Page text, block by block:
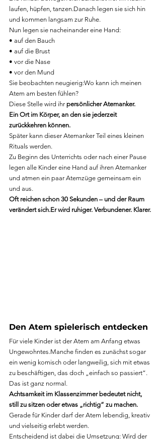
laufen, hüpfen, tanzen.Danach legen sie sich hin
und kommen langsam zur Ruhe.
Nun legen sie nacheinander eine Hand:
• auf den Bauch
• auf die Brust
• vor die Nase
• vor den Mund
Sie beobachten neugierig:Wo kann ich meinen
Atem am besten fühlen?
Diese Stelle wird ihr persönlicher Atemanker.
Ein Ort im Körper, an den sie jederzeit
zurückkehren können.
Später kann dieser Atemanker Teil eines kleinen
Rituals werden.
Zu Beginn des Unterrichts oder nach einer Pause
legen alle Kinder eine Hand auf ihren Atemanker
und atmen ein paar Atemzüge gemeinsam ein
und aus.
Oft reichen schon 30 Sekunden – und der Raum
verändert sich.Er wird ruhiger. Verbundener. Klarer.
Den Atem spielerisch entdecken
Für viele Kinder ist der Atem am Anfang etwas
Ungewohntes.Manche finden es zunächst sogar
ein wenig komisch oder langweilig, sich mit etwas
zu beschäftigen, das doch „einfach so passiert“.
Das ist ganz normal.
Achtsamkeit im Klassenzimmer bedeutet nicht,
still zu sitzen oder etwas „richtig“ zu machen.
Gerade für Kinder darf der Atem lebendig, kreativ
und vielseitig erlebt werden.
Entscheidend ist dabei die Umsetzung: Wird der